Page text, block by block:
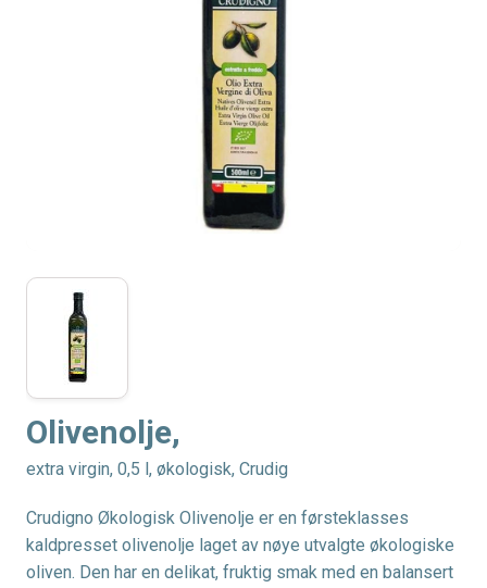
Olivenolje,
extra virgin, 0,5 l, økologisk, Crudig
Crudigno Økologisk Olivenolje er en førsteklasses
kaldpresset olivenolje laget av nøye utvalgte økologiske
oliven. Den har en delikat, fruktig smak med en balansert